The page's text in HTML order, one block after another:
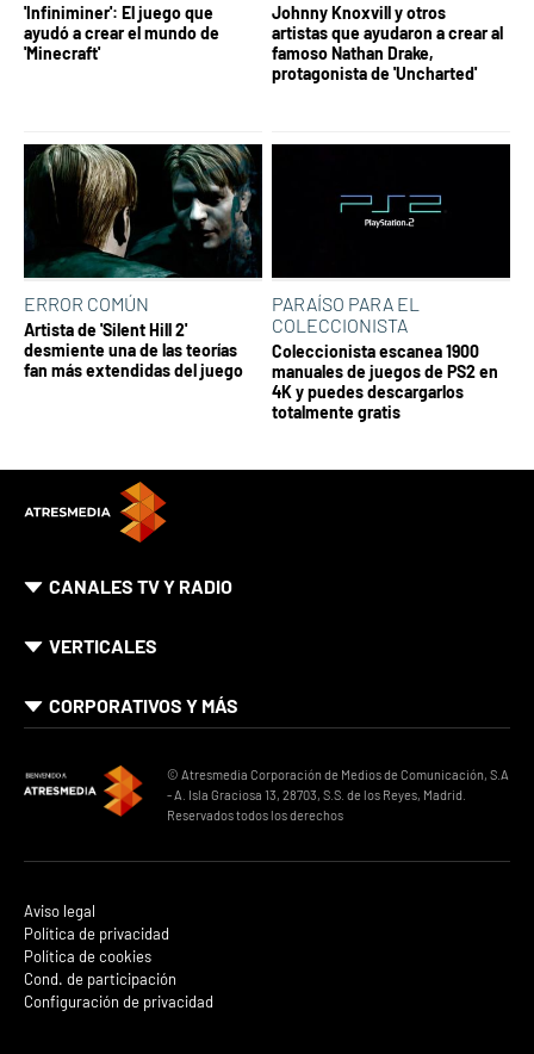
'Infiniminer': El juego que
ayudó a crear el mundo de
'Minecraft'
Johnny Knoxvill y otros
artistas que ayudaron a crear al
famoso Nathan Drake,
protagonista de 'Uncharted'
ERROR COMÚN
Artista de 'Silent Hill 2'
desmiente una de las teorías
fan más extendidas del juego
PARAÍSO PARA EL
COLECCIONISTA
Coleccionista escanea 1900
manuales de juegos de PS2 en
4K y puedes descargarlos
totalmente gratis
CANALES TV Y RADIO
VERTICALES
CORPORATIVOS Y MÁS
© Atresmedia Corporación de Medios de Comunicación, S.A
- A. Isla Graciosa 13, 28703, S.S. de los Reyes, Madrid.
Reservados todos los derechos
Aviso legal
Política de privacidad
Política de cookies
Cond. de participación
Configuración de privacidad